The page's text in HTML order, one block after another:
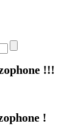
!!!
!